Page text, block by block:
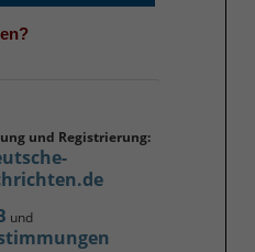
und Registrierung:
und